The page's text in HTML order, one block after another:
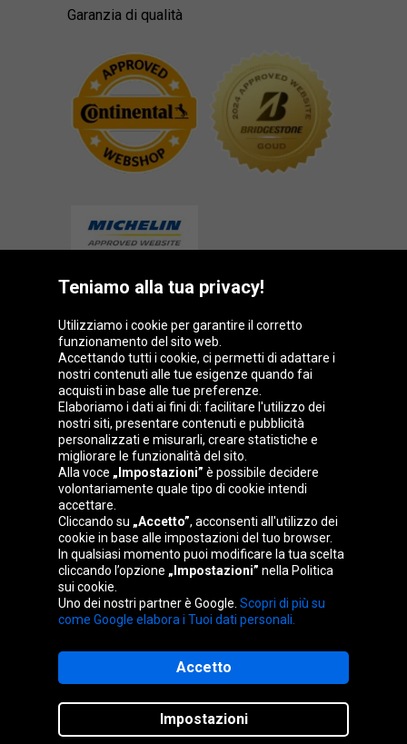
Garanzia di qualità
Gruppo Oponeo
Belgique
Česká
republika
Deutschland
España France Magyarország Nederland
Österreich Polska
Slovenská
republika
Kingdom
Teniamo alla tua privacy!
Utilizziamo i cookie per garantire il corretto
funzionamento del sito web.
Accettando tutti i cookie, ci permetti di adattare i
nostri contenuti alle tue esigenze quando fai
acquisti in base alle tue preferenze.
Elaboriamo i dati ai fini di: facilitare l'utilizzo dei
nostri siti, presentare contenuti e pubblicità
personalizzati e misurarli, creare statistiche e
migliorare le funzionalità del sito.
Alla voce „Impostazioni” è possibile decidere
volontariamente quale tipo di cookie intendi
accettare.
Cliccando su „Accetto”, acconsenti all'utilizzo dei
cookie in base alle impostazioni del tuo browser.
In qualsiasi momento puoi modificare la tua scelta
cliccando l’opzione „Impostazioni” nella Politica
sui cookie.
Uno dei nostri partner è Google. Scopri di più su
come Google elabora i Tuoi dati personali.
Impostazioni
Accetto